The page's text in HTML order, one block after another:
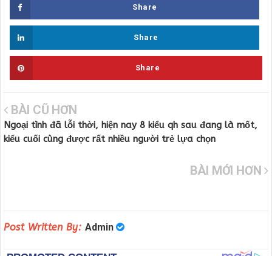
Share
Share
Share
BÀI CŨ HƠN
Ngoại tình đã lỗi thời, hiện nay 8 kiểu qh sau đang là mốt,
kiểu cuối cùng được rất nhiều người trẻ lựa chọn
BÀI MỚI HƠN
Post Written By: Admin